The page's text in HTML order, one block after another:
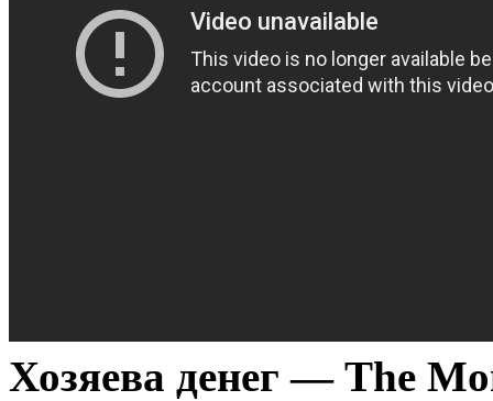
Хозяева денег — The